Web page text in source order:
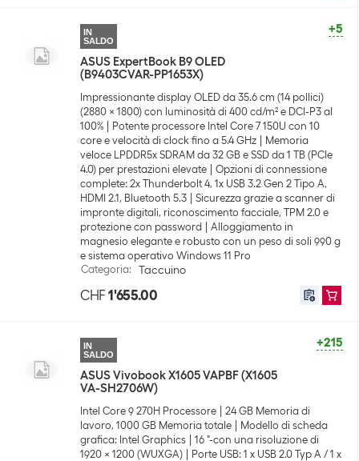
+5
IN
SALDO
ASUS ExpertBook B9 OLED
(B9403CVAR-PP1653X)
Impressionante display OLED da 35.6 cm (14 pollici)
(2880 x 1800) con luminosità di 400 cd/m² e DCI-P3 al
100%
Potente processore Intel Core 7 150U con 10
core e velocità di clock fino a 5.4 GHz
Memoria
veloce LPDDR5x SDRAM da 32 GB e SSD da 1 TB (PCIe
4.0) per prestazioni elevate
Opzioni di connessione
complete: 2x Thunderbolt 4, 1x USB 3.2 Gen 2 Tipo A,
HDMI 2.1, Bluetooth 5.3
Sicurezza grazie a scanner di
impronte digitali, riconoscimento facciale, TPM 2.0 e
protezione con password
Alloggiamento in
magnesio elegante e robusto con un peso di soli 990 g
e sistema operativo Windows 11 Pro
Categoria: Taccuino
CHF 1'655.00
+215
IN
SALDO
ASUS Vivobook X1605 VAPBF (X1605
VA-SH2706W)
Intel Core 9 270H Processore
24 GB Memoria di
lavoro, 1000 GB Memoria totale
Modello di scheda
grafica: Intel Graphics
16 "-con una risoluzione di
1920 x 1200 (WUXGA)
Porte USB: 1 x USB 2.0 Typ A / 1 x